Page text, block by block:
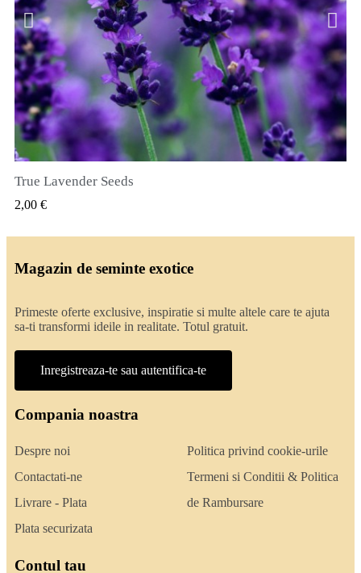
VIZUALIZARE RAPIDA
True Lavender Seeds
2,00 €
Magazin de seminte exotice
Primeste oferte exclusive, inspiratie si multe altele care te ajuta
sa-ti transformi ideile in realitate. Totul gratuit.
Inregistreaza-te sau autentifica-te
Compania noastra
Despre noi
Contactati-ne
Livrare - Plata
Plata securizata
Politica privind cookie-urile
Termeni si Conditii & Politica
de Rambursare
Contul tau